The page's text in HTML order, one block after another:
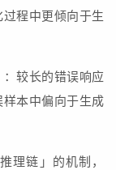
程中更倾向于生
较长的错误响应
本中偏向于生成
理链」的机制，